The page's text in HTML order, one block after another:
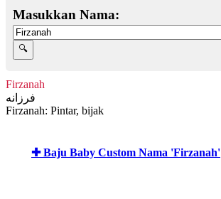
Masukkan Nama:
Firzanah
فرزانه
Firzanah: Pintar, bijak
✚ Baju Baby Custom Nama 'Firzanah'